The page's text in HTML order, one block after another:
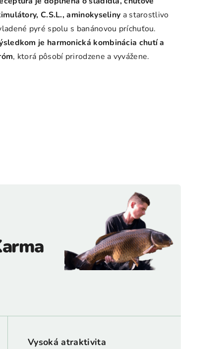
C.S.L., aminokyseliny a starostlivo
pyré spolu s banánovou príchuťou.
je harmonická kombinácia chutí a
, ktorá pôsobí prirodzene a vyvážene.
Vysoká atraktivita